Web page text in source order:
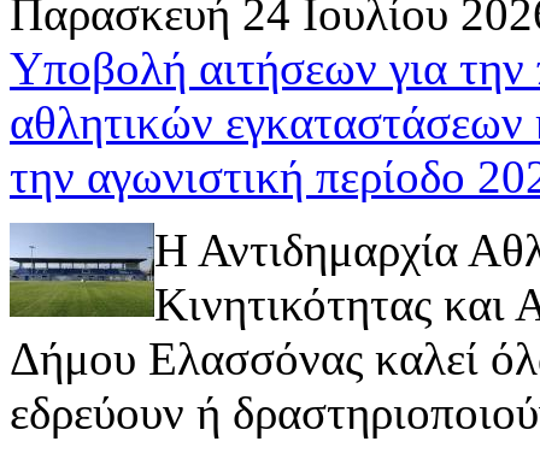
Παρασκευή 24 Ιουλίου
Υποβολή αιτήσεων για
αθλητικών
την αγωνιστική περίοδο
Η Αντιδημαρχία
Κινητικότητας
Δήμου Ελασσόνας καλεί
εδρεύουν ή